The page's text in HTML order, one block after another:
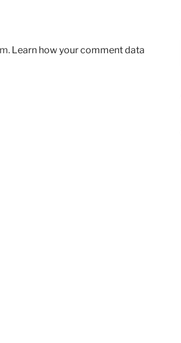
Learn how your comment data